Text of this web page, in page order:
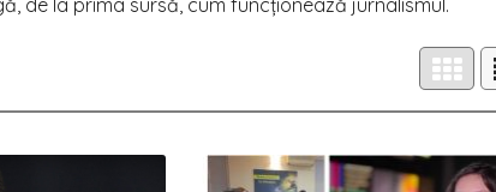
de la prima sursă, cum funcționează jurnalismul.